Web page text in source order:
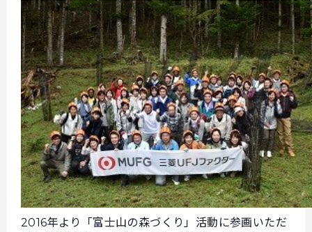
2016年より「富士山の森づくり」活動に参画いただ